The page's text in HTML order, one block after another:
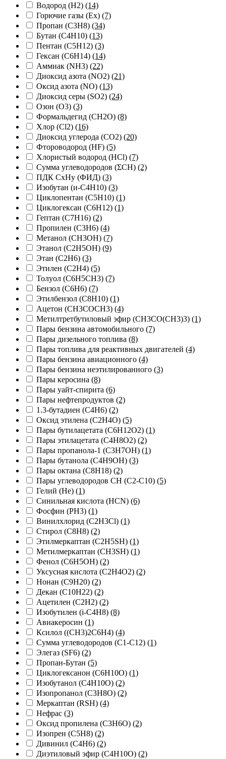
Водород (H2) (14)
Горючие газы (Ex) (7)
Пропан (C3H8) (34)
Бутан (C4H10) (13)
Пентан (C5H12) (3)
Гексан (C6H14) (14)
Аммиак (NH3) (22)
Диоксид азота (NO2) (21)
Оксид азота (NO) (13)
Диоксид серы (SO2) (24)
Озон (O3) (3)
Формальдегид (CH2O) (8)
Хлор (Cl2) (16)
Диоксид углерода (CO2) (20)
Фтороводород (HF) (5)
Хлористый водород (HCl) (7)
Сумма углеводородов (ΣСН) (2)
ПДК СхНу (ФИД) (3)
Изобутан (и-C4H10) (3)
Циклопентан (C5H10) (1)
Циклогексан (C6H12) (1)
Гептан (C7H16) (2)
Пропилен (C3H6) (4)
Метанол (CH3OH) (7)
Этанол (C2H5OH) (9)
Этан (C2H6) (3)
Этилен (C2H4) (5)
Толуол (C6H5CH3) (7)
Бензол (C6H6) (7)
Этилбензол (C8H10) (1)
Ацетон (CH3COCH3) (4)
Метилтретбутиловый эфир (CH3СО(CH3)3) (1)
Пары бензина автомобильного (7)
Пары дизельного топлива (8)
Пары топлива для реактивных двигателей (4)
Пары бензина авиационного (4)
Пары бензина неэтилированного (3)
Пары керосина (8)
Пары уайт-спирита (6)
Пары нефтепродуктов (2)
1.3-бутадиен (C4H6) (2)
Оксид этилена (C2H4O) (5)
Пары бутилацетата (C6H12O2) (1)
Пары этилацетата (C4H8O2) (2)
Пары пропанола-1 (C3H7OH) (1)
Пары бутанола (C4H9OH) (3)
Пары октана (C8H18) (2)
Пары углеводородов CH (C2-C10) (5)
Гелий (He) (1)
Синильная кислота (HCN) (6)
Фосфин (PH3) (1)
Винилхлорид (C2H3Cl) (1)
Стирол (С8Н8) (2)
Этилмеркаптан (C2H5SH) (1)
Метилмеркаптан (CH3SH) (1)
Фенол (C6H5OH) (2)
Уксусная кислота (C2H4O2) (2)
Нонан (C9H20) (2)
Декан (C10H22) (2)
Ацетилен (С2Н2) (2)
Изобутилен (i-С4Н8) (8)
Авиакеросин (1)
Ксилол ((СН3)2С6Н4) (4)
Сумма углеводородов (С1-С12) (1)
Элегаз (SF6) (2)
Пропан-Бутан (5)
Циклогексанон (C6H10O) (1)
Изобутанол (C4H10O) (2)
Изопропанол (C3H8O) (2)
Меркаптан (RSH) (4)
Нефрас (3)
Оксид пропилена (C3H6O) (2)
Изопрен (С5Н8) (2)
Дивинил (С4Н6) (2)
Диэтиловый эфир (С4Н10О) (2)